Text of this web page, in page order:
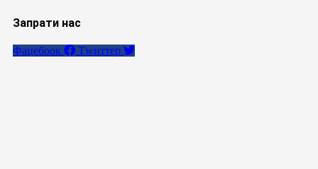
Запрати нас
Фацебоок Тwиттер